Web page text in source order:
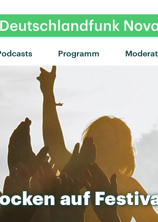
Programm
"Beautiful Freeks" von
auf